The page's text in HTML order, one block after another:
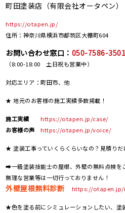
町田塗装店（有限会社オータペン）
https://otapen.jp/
住所：神奈川県横浜市都筑区大棚町604
お問い合わせ窓口： 050-7586-3501
（8:00-18:00 土日祝も営業中）
対応エリア：町田市、他
★ 地元のお客様の施工実績多数掲載！
施工実績
https://otapen.jp/case/
お客様の声
https://otapen.jp/voice/
★ 塗装工事っていくらくらいなの？見積りだ
➡一級塗装技能士の屋根、外壁の無料点検を
無理な営業等は一切行っておりません！
外壁屋根無料診断 https://
★色を塗る前にシミュレーションしたい、